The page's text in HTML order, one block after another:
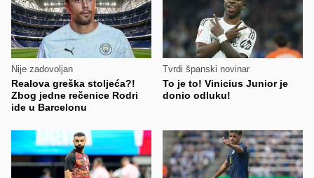
Nije zadovoljan
Realova greška stoljeća?!
Zbog jedne rečenice Rodri
ide u Barcelonu
Tvrdi španski novinar
To je to! Vinicius Junior je
donio odluku!